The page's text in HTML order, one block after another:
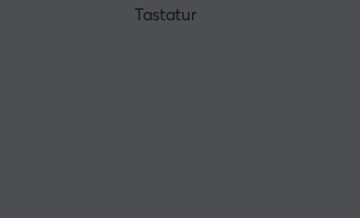
Tastatur